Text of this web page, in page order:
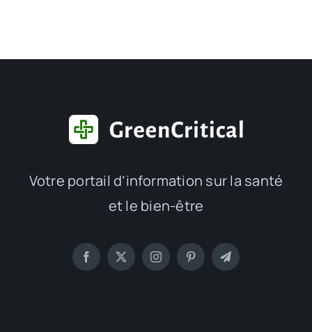
Votre portail d’information sur la santé
et le bien-être